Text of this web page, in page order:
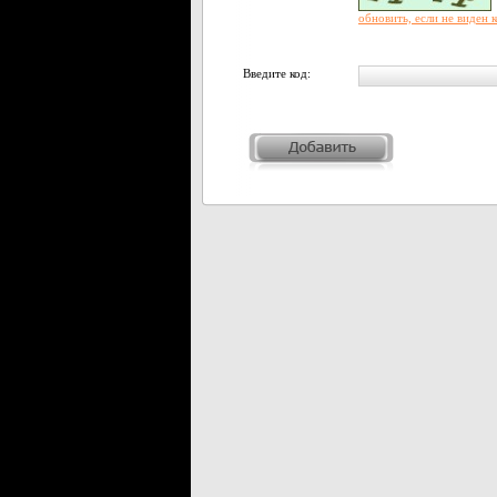
обновить, если не виден
Введите код: